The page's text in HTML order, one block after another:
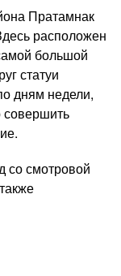
Пратамнак
расположен
большой
статуи
дням недели,
совершить
со смотровой